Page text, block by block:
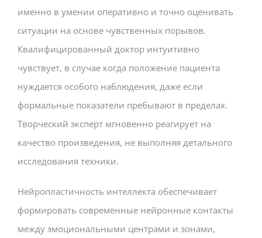
именно в умении оперативно и точно оценивать
ситуации на основе чувственных порывов.
Квалифицированный доктор интуитивно
чувствует, в случае когда положение пациента
нуждается особого наблюдения, даже если
формальные показатели пребывают в пределах.
Творческий эксперт мгновенно реагирует на
качество произведения, не выполняя детального
исследования техники.
Нейропластичность интеллекта обеспечивает
формировать современные нейронные контакты
между эмоциональными центрами и зонами,